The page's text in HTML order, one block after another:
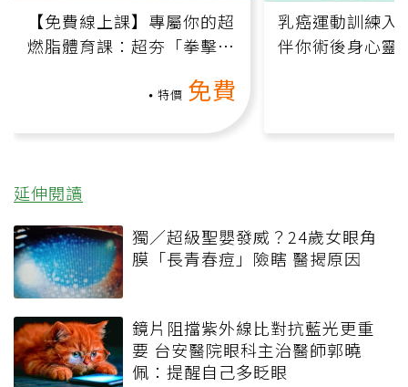
【免費線上課】專屬你的超
燃脂體育課：超夯「拳擊有
特價 免費
乳癌運動訓練入
伴你術後身心靈
延伸閱讀
獨／超級聖嬰發威？24歲女眼角
膜「長青春痘」險瞎 醫揭原因
鏡片阻擋紫外線比對抗藍光更重
要 台安醫院眼科主治醫師郭曉
佩：提醒自己多眨眼